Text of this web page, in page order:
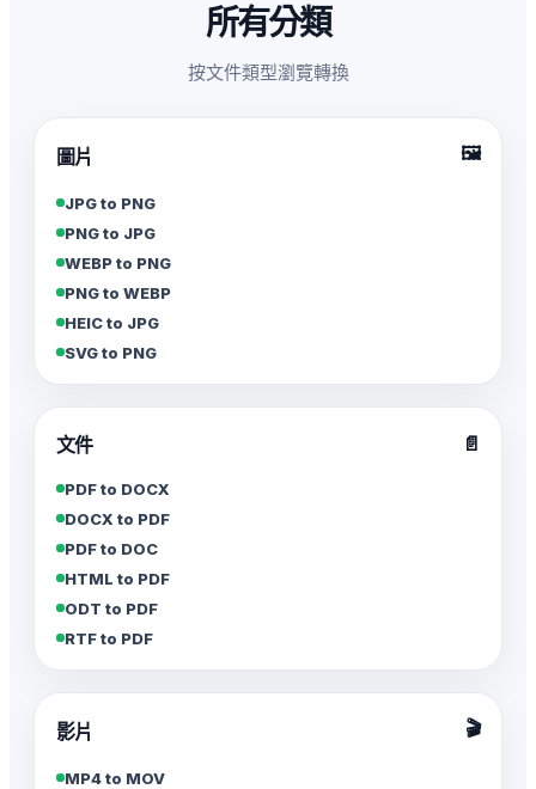
所有分類
按文件類型瀏覽轉換
圖片 🖼️
JPG to PNG
PNG to JPG
WEBP to PNG
PNG to WEBP
HEIC to JPG
SVG to PNG
文件 📄
PDF to DOCX
DOCX to PDF
PDF to DOC
HTML to PDF
ODT to PDF
RTF to PDF
影片 🎬
MP4 to MOV